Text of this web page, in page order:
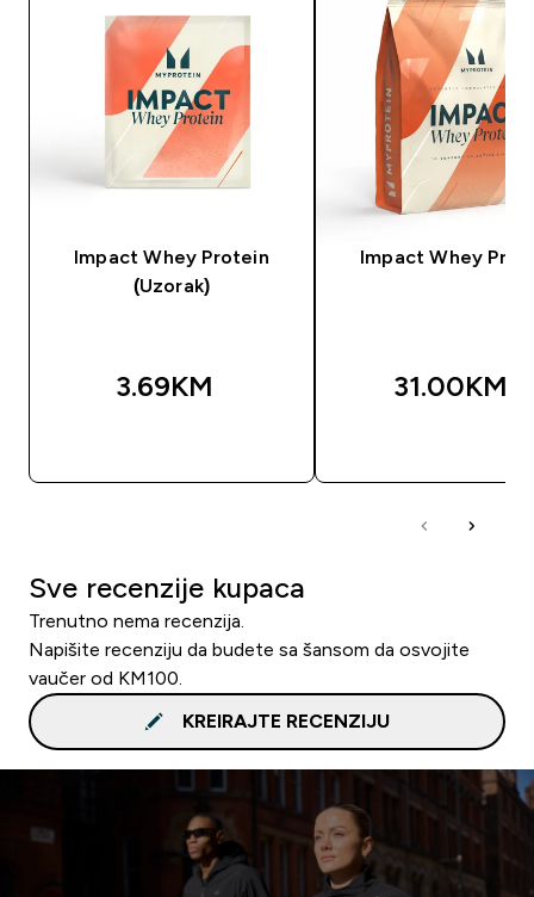
Impact Whey Protein
(Uzorak)
3.69KM‎
Impact Whey
31.00KM‎
Sve recenzije kupaca
Trenutno nema recenzija.
Napišite recenziju da budete sa šansom da osvojite
vaučer od KM100.
KREIRAJTE RECENZIJU